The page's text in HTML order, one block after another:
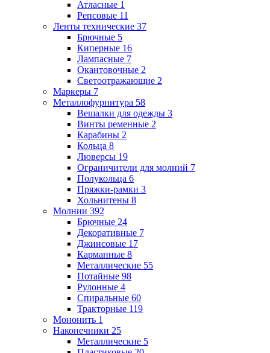
Атласные 1
Репсовые 11
Ленты технические 37
Брючные 5
Киперные 16
Лампасные 7
Окантовочные 2
Светоотражающие 2
Маркеры 7
Металлофурнитура 58
Вешалки для одежды 3
Винты ременные 2
Карабины 2
Кольца 8
Люверсы 19
Ограничители для молний 7
Полукольца 6
Пряжки-рамки 3
Хольнитены 8
Молнии 392
Брючные 24
Декоративные 7
Джинсовые 17
Карманные 8
Металлические 55
Потайные 98
Рулонные 4
Спиральные 60
Тракторные 119
Мононить 1
Наконечники 25
Металлические 5